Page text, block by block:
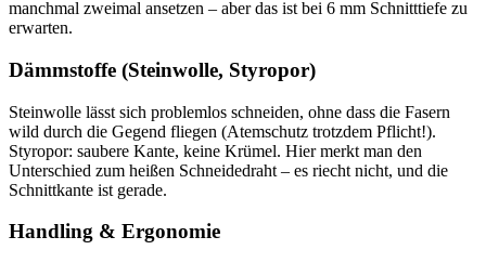
manchmal zweimal ansetzen – aber das ist bei 6 mm Schnitttiefe zu
erwarten.
Dämmstoffe (Steinwolle, Styropor)
Steinwolle lässt sich problemlos schneiden, ohne dass die Fasern
wild durch die Gegend fliegen (Atemschutz trotzdem Pflicht!).
Styropor: saubere Kante, keine Krümel. Hier merkt man den
Unterschied zum heißen Schneidedraht – es riecht nicht, und die
Schnittkante ist gerade.
Handling & Ergonomie